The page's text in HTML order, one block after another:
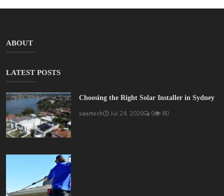
ABOUT
LATEST POSTS
Choosing the Right Solar Installer in Sydney
saertech Jul 24, 2026 0 80